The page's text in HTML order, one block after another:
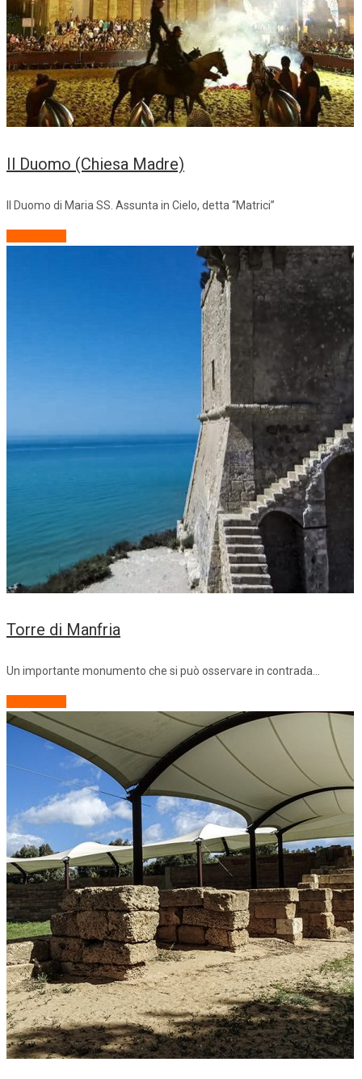
Il Duomo (Chiesa Madre)
Il Duomo di Maria SS. Assunta in Cielo, detta “Matrici”
Torre di Manfria
Un importante monumento che si può osservare in contrada…